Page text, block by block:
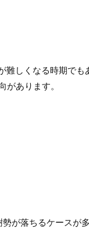
しくなる時期でも
あります。
が落ちるケースが多